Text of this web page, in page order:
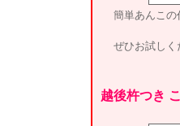
簡単あんこの
ぜひお試しく
越後杵つき